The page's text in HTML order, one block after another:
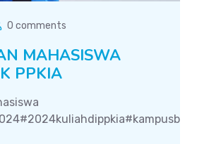
0 comments
MAHASISWA
PPKIA